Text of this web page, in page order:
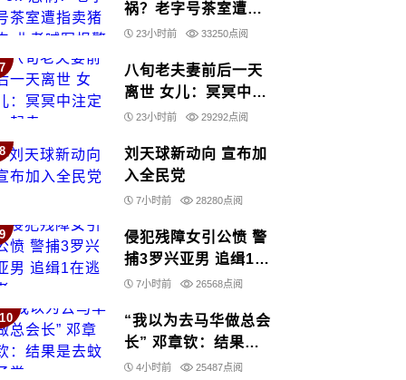
祸？老字号茶室遭指
卖猪肉 业者喊冤报警
23小时前 33250点阅
八旬老夫妻前后一天
离世 女儿：冥冥中注
定一起走
23小时前 29292点阅
刘天球新动向 宣布加
入全民党
7小时前 28280点阅
侵犯残障女引公愤 警
捕3罗兴亚男 追缉1在
逃者
7小时前 26568点阅
“我以为去马华做总会
长” 邓章钦：结果是
去蚊子党
4小时前 25487点阅